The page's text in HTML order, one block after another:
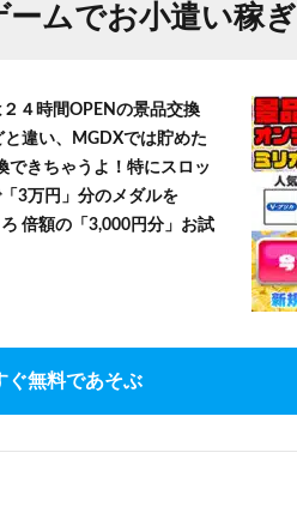
ムでお小遣い稼ぎ
４時間OPENの景品交換
違い、MGDXでは貯めた
できちゃうよ！特にスロッ
3万円」分のメダルを
倍額の「3,000円分」お試
ぐ無料であそぶ